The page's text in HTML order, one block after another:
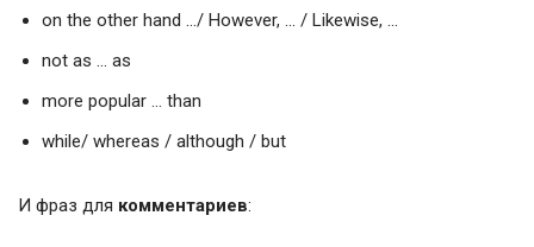
on the other hand …/ However, … / Likewise, …
not as … as
more popular … than
while/ whereas / although / but
И фраз для комментариев: